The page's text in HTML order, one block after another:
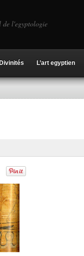
l'egyptologie
Divinités L’art egyptien